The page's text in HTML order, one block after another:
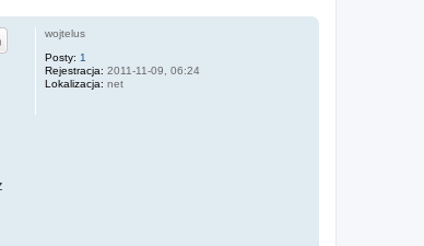
wojtelus
Posty: 1
Rejestracja: 2011-11-09, 06:24
Lokalizacja: net